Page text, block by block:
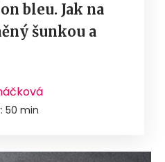
bleu. Jak na
šunkou a
50 min